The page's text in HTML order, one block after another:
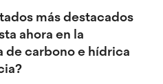
más destacados
ahora en la
de carbono e hídrica